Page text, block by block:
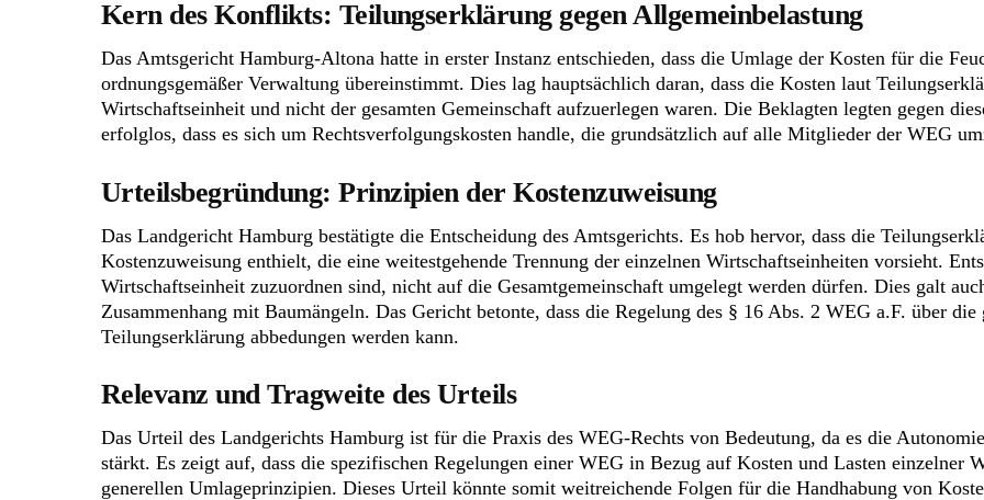
Kern des Konflikts: Teilungserklärung gegen Allgemeinbelastung
Das Amtsgericht Hamburg-Altona hatte in erster Instanz entschieden, dass die Umlage der Kosten für die
ordnungsgemäßer Verwaltung übereinstimmt. Dies lag hauptsächlich daran, dass die Kosten laut
Wirtschaftseinheit und nicht der gesamten Gemeinschaft aufzuerlegen waren. Die Beklagten legten gegen
erfolglos, dass es sich um Rechtsverfolgungskosten handle, die grundsätzlich auf alle Mitglieder der WEG
Urteilsbegründung: Prinzipien der Kostenzuweisung
Das Landgericht Hamburg bestätigte die Entscheidung des Amtsgerichts. Es hob hervor, dass die
Kostenzuweisung enthielt, die eine weitestgehende Trennung der einzelnen Wirtschaftseinheiten vorsieht.
Wirtschaftseinheit zuzuordnen sind, nicht auf die Gesamtgemeinschaft umgelegt werden dürfen. Dies galt
Zusammenhang mit Baumängeln. Das Gericht betonte, dass die Regelung des § 16 Abs. 2 WEG a.F. über
Teilungserklärung abbedungen werden kann.
Relevanz und Tragweite des Urteils
Das Urteil des Landgerichts Hamburg ist für die Praxis des WEG-Rechts von Bedeutung, da es die
stärkt. Es zeigt auf, dass die spezifischen Regelungen einer WEG in Bezug auf Kosten und Lasten einzelner
generellen Umlageprinzipien. Dieses Urteil könnte somit weitreichende Folgen für die Handhabung von